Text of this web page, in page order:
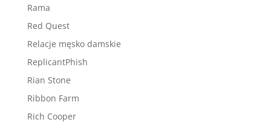
Rama
Red Quest
Relacje męsko damskie
ReplicantPhish
Rian Stone
Ribbon Farm
Rich Cooper